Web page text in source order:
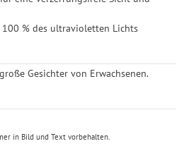
jederzeit für die Zukunft widerrufen.
% des ultravioletten Lichts
Gesichter von Erwachsenen.
in Bild und Text vorbehalten.